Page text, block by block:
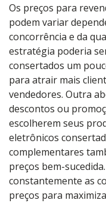
Os preços para
podem variar
concorrência e da
estratégia poderia
consertados um
para atrair mais
vendedores. Outra
descontos ou
escolherem seus
eletrônicos
complementares
preços bem-
constantemente as
preços para